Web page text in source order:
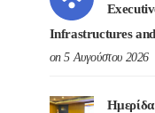
Infrastructures
on 5 Αυγούστου 2026